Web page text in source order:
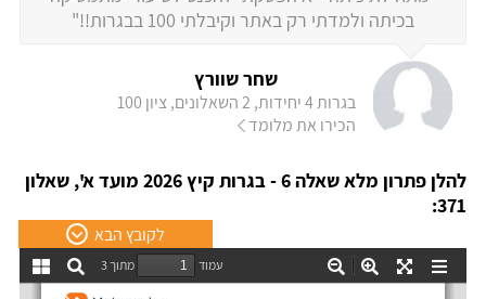
בכיתה ולמדתי רק באתר וקיבלתי 100 בבגרות!!"
שחר שוורץ
בגרות 4 יחידות, 2 השאלונים, ציון 100
הכירו את מלומד
להלן פתרון מלא שאלה 6 - בגרות קיץ 2026 מועד א', שאלון
371:
לקובץ הבא